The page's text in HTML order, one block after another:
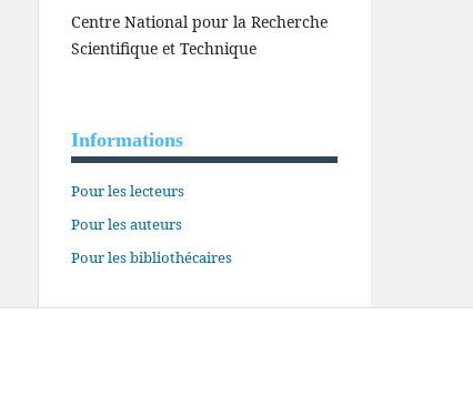
Centre National pour la Recherche
Scientifique et Technique
Informations
Pour les lecteurs
Pour les auteurs
Pour les bibliothécaires